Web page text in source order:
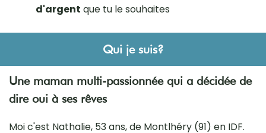
d'argent que tu le souhaites
Qui je suis?
Une maman multi-passionnée qui a décidée de
dire oui à ses rêves
Moi c'est Nathalie, 53 ans, de Montlhéry (91) en IDF.